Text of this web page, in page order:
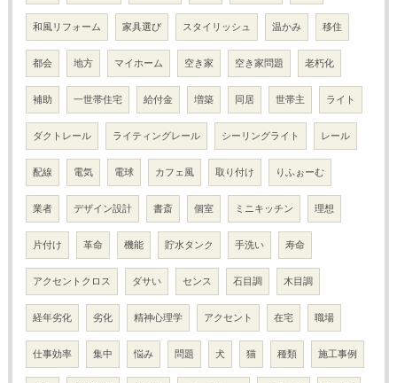
和風リフォーム 家具選び スタイリッシュ 温かみ 移住
都会 地方 マイホーム 空き家 空き家問題 老朽化
補助 一世帯住宅 給付金 増築 同居 世帯主 ライト
ダクトレール ライティングレール シーリングライト レール
配線 電気 電球 カフェ風 取り付け りふぉーむ
業者 デザイン設計 書斎 個室 ミニキッチン 理想
片付け 革命 機能 貯水タンク 手洗い 寿命
アクセントクロス ダサい センス 石目調 木目調
経年劣化 劣化 精神心理学 アクセント 在宅 職場
仕事効率 集中 悩み 問題 犬 猫 種類 施工事例